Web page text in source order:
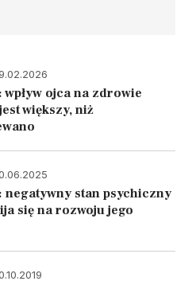
wpływ ojca na zdrowie
większy, niż
negatywny stan psychiczny
się na rozwoju jego